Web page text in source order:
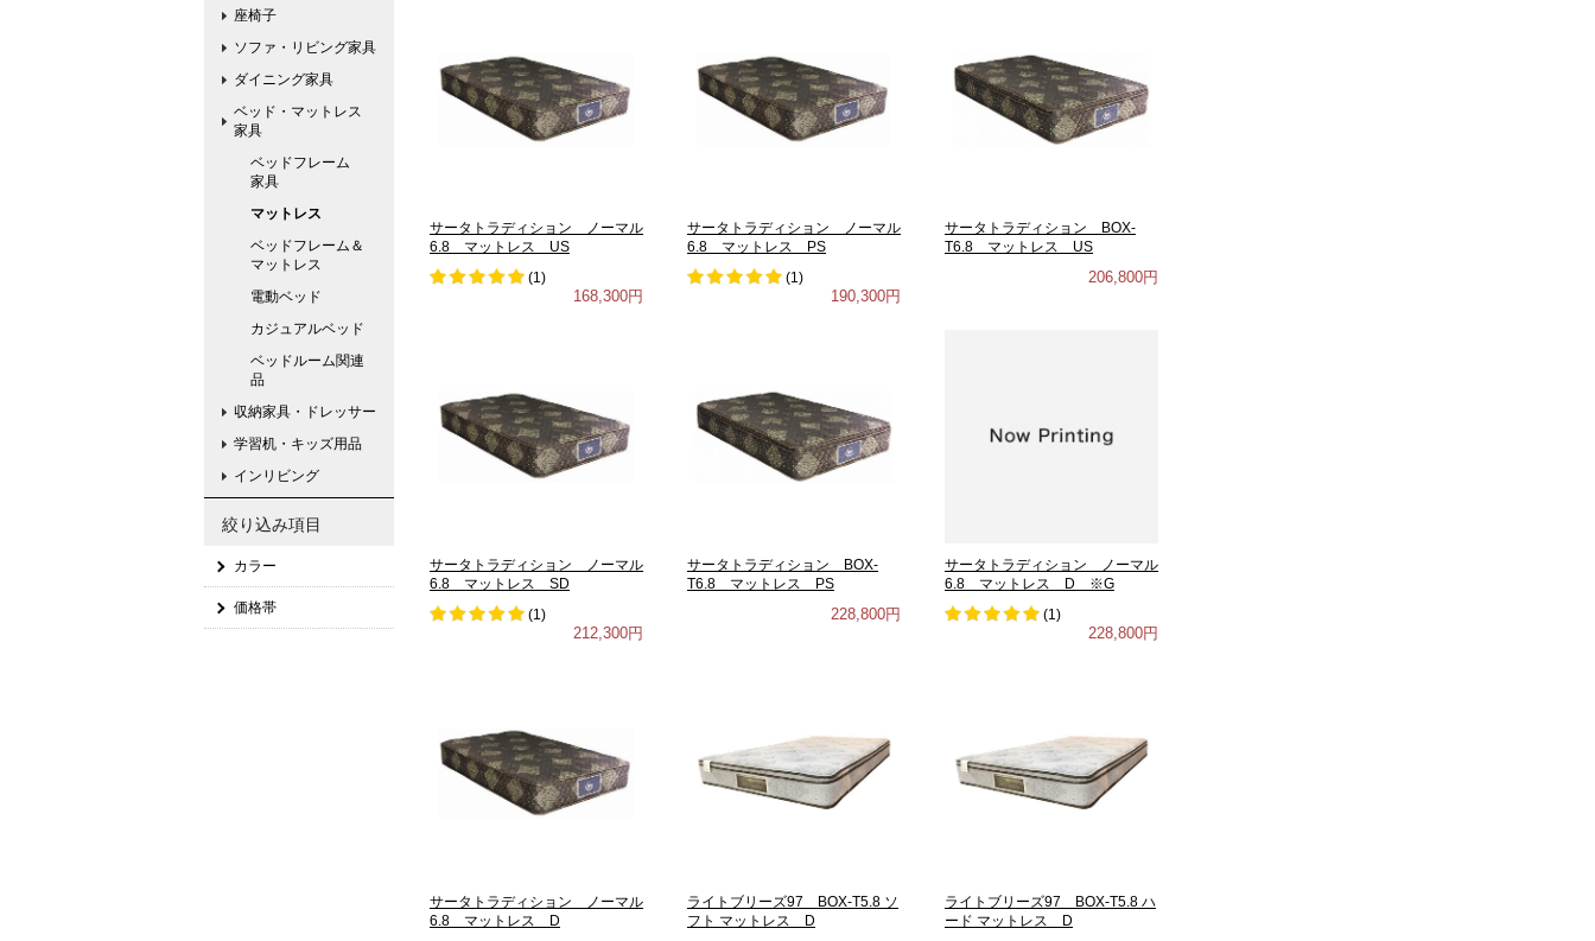
サータトラディション ノーマル
6.8 マットレス US
(1)
168,300円
サータトラディション ノーマル
6.8 マットレス PS
(1)
190,300円
サータトラディション BOX-
T6.8 マットレス US
206,800円
サータトラディション ノーマル
6.8 マットレス SD
(1)
212,300円
サータトラディション BOX-
T6.8 マットレス PS
228,800円
サータトラディション ノーマル
6.8 マットレス D ※G
(1)
228,800円
サータトラディション ノーマル
6.8 マットレス D
ライトブリーズ97 BOX-T5.8 ソ
フト マットレス D
ライトブリーズ97 BOX-T5.8 ハ
ード マットレス D
座椅子
ソファ・リビング家具
ダイニング家具
ベッド・マットレス
家具
ベッドフレーム
家具
マットレス
ベッドフレーム＆
マットレス
電動ベッド
カジュアルベッド
ベッドルーム関連
品
収納家具・ドレッサー
学習机・キッズ用品
インリビング
絞り込み項目
カラー
価格帯